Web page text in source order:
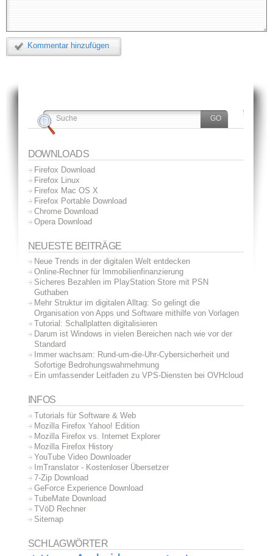
Kommentar hinzufügen
DOWNLOADS
Firefox Download
Firefox Linux
Firefox Mac OS X
Firefox Portable Download
Chrome Download
Opera Download
NEUESTE BEITRÄGE
Neue Trends in der digitalen Welt entdecken
Online-Rechner für Immobilienfinanzierung
Sicheres Bezahlen im PlayStation Store mit PSN
Guthaben
Mehr Struktur im digitalen Alltag: So gelingt die
Organisation von Apps und Software mithilfe von Vorlagen
Tutorial: Schallplatten digitalisieren
Darum ist Windows in vielen Bereichen nach wie vor der
Standard
Immer wachsam: Rund-um-die-Uhr-Cybersicherheit und
Sofortige Bedrohungswahrnehmung
Ein umfassender Leitfaden zu VPS-Diensten bei OVHcloud
INFOS
Tutorials für Software & Web
Mozilla Firefox Yahoo! Edition
Mozilla Firefox vs. Internet Explorer
Mozilla Firefox History
YouTube Video Downloader
ImTranslator - Kostenloser Übersetzer
7-Zip Download
GeForce Experience Download
TubeMate Download
TVöD Rechner
Sitemap
SCHLAGWÖRTER